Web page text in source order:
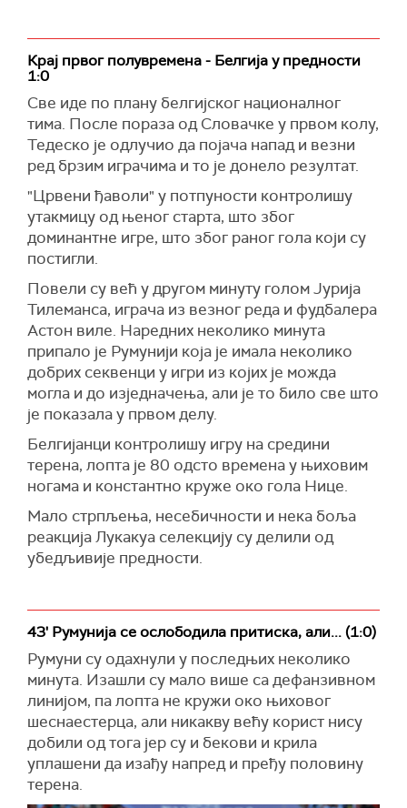
Крај првог полувремена - Белгија у предности
1:0
Све иде по плану белгијског националног
тима. После пораза од Словачке у првом колу,
Тедеско је одлучио да појача напад и везни
ред брзим играчима и то је донело резултат.
"Црвени ђаволи" у потпуности контролишу
утакмицу од њеног старта, што због
доминантне игре, што због раног гола који су
постигли.
Повели су већ у другом минуту голом Јурија
Тилеманса, играча из везног реда и фудбалера
Астон виле. Наредних неколико минута
припало је Румунији која је имала неколико
добрих секвенци у игри из којих је можда
могла и до изједначења, али је то било све што
је показала у првом делу.
Белгијанци контролишу игру на средини
терена, лопта је 80 одсто времена у њиховим
ногама и константно круже око гола Нице.
Мало стрпљења, несебичности и нека боља
реакција Лукакуа селекцију су делили од
убедљивије предности.
43' Румунија се ослободила притиска, али... (1:0)
Румуни су одахнули у последњих неколико
минута. Изашли су мало више са дефанзивном
линијом, па лопта не кружи око њиховог
шеснаестерца, али никакву већу корист нису
добили од тога јер су и бекови и крила
уплашени да изађу напред и пређу половину
терена.